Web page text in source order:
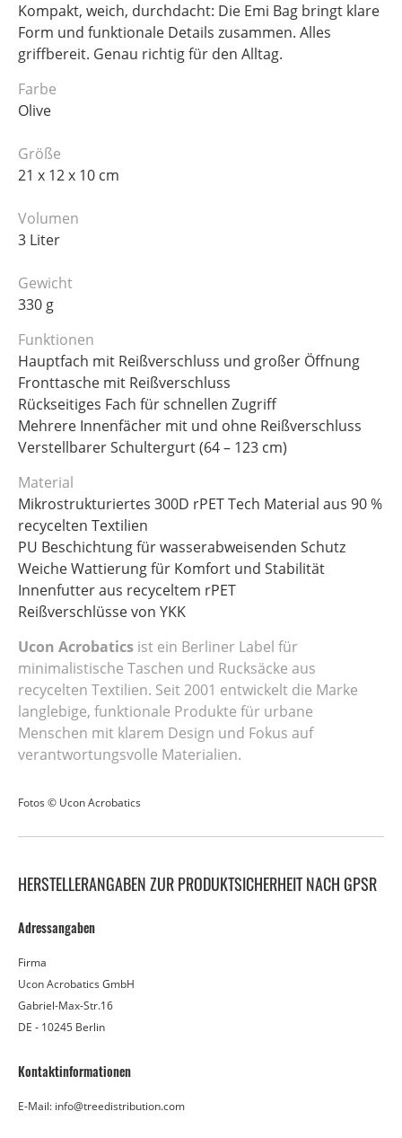
Kompakt, weich, durchdacht: Die Emi Bag bringt klare
Form und funktionale Details zusammen. Alles
griffbereit. Genau richtig für den Alltag.
Farbe
Olive
Größe
21 x 12 x 10 cm
Volumen
3 Liter
Gewicht
330 g
Funktionen
Hauptfach mit Reißverschluss und großer Öffnung
Fronttasche mit Reißverschluss
Rückseitiges Fach für schnellen Zugriff
Mehrere Innenfächer mit und ohne Reißverschluss
Verstellbarer Schultergurt (64 – 123 cm)
Material
Mikrostrukturiertes 300D rPET Tech Material aus 90 %
recycelten Textilien
PU Beschichtung für wasserabweisenden Schutz
Weiche Wattierung für Komfort und Stabilität
Innenfutter aus recyceltem rPET
Reißverschlüsse von YKK
Ucon Acrobatics ist ein Berliner Label für
minimalistische Taschen und Rucksäcke aus
recycelten Textilien. Seit 2001 entwickelt die Marke
langlebige, funktionale Produkte für urbane
Menschen mit klarem Design und Fokus auf
verantwortungsvolle Materialien.
Fotos © Ucon Acrobatics
HERSTELLERANGABEN ZUR PRODUKTSICHERHEIT NACH GPSR
Adressangaben
Firma
Ucon Acrobatics GmbH
Gabriel-Max-Str.16
DE - 10245 Berlin
Kontaktinformationen
E-Mail: info@treedistribution.com